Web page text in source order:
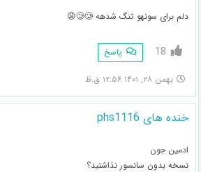
دلم برای سونهو تنگ شدهه 🥲🥲😩
18 پاسخ
بهمن ۲۸, ۱۴۰۱ ۱۲:۵۶ ق.ظ
خنده های phs1116
ادمین جون
نسخه بدون سانسور نذاشتید؟